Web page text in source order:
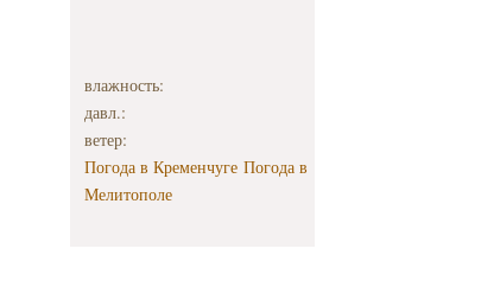
влажность:
давл.:
ветер:
Погода в Кременчуге Погода в
Мелитополе